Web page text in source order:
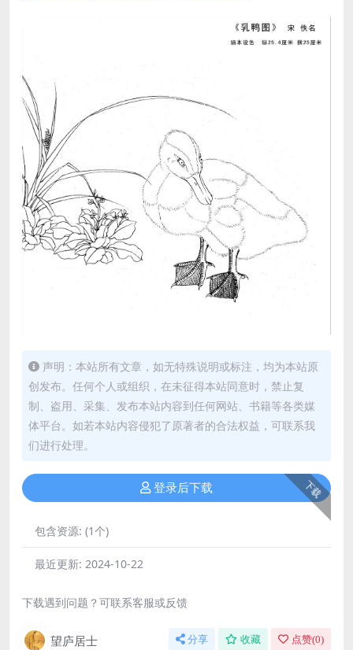
声明：本站所有文章，如无特殊说明或标注，均为本站原
创发布。任何个人或组织，在未征得本站同意时，禁止复
制、盗用、采集、发布本站内容到任何网站、书籍等各类媒
体平台。如若本站内容侵犯了原著者的合法权益，可联系我
们进行处理。
下载
登录后下载
包含资源: (1个)
最近更新: 2024-10-22
下载遇到问题？可联系客服或反馈
望庐居士 分享 收藏 点赞(0)